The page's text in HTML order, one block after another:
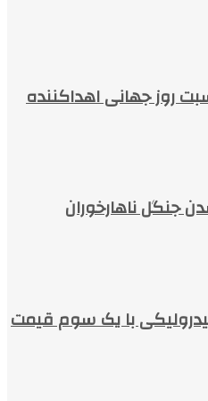
روز جهانی اهداکننده
ناهارخوران
با یک سوم قیمت